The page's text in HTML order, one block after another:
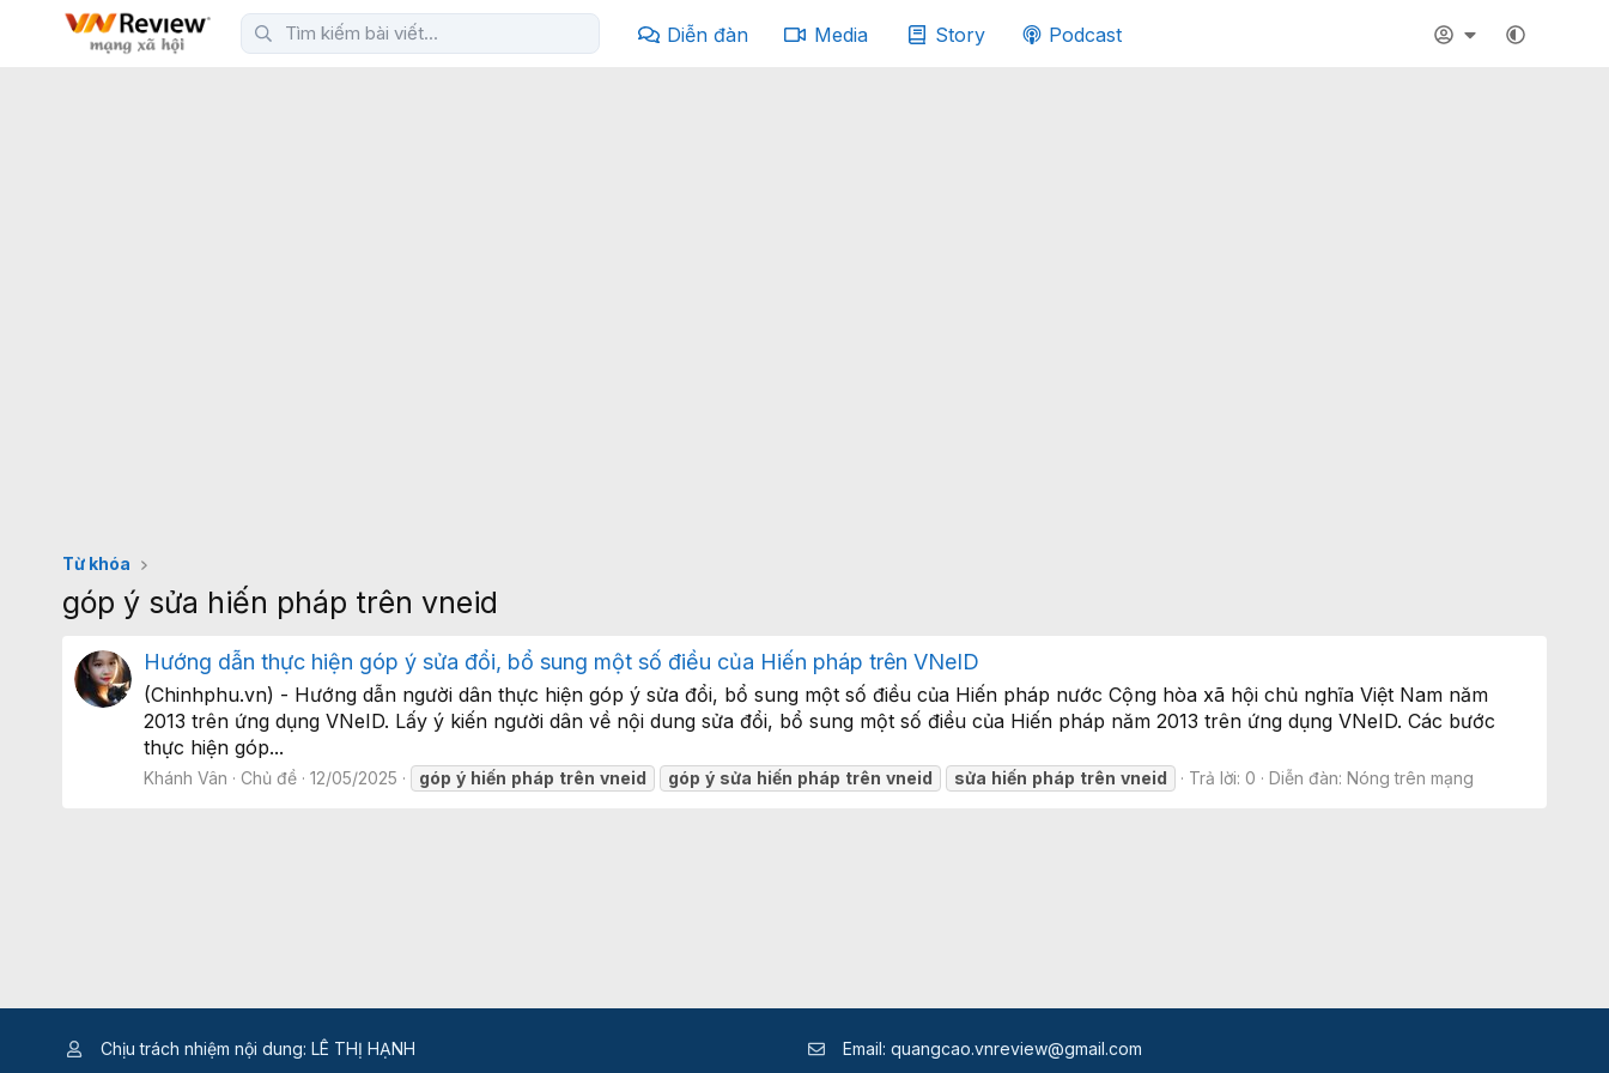
Diễn đàn Media Story Podcast
Từ khóa
góp ý sửa hiến pháp trên vneid
Hướng dẫn thực hiện góp ý sửa đổi, bổ sung một số điều của Hiến pháp trên VNeID
(Chinhphu.vn) - Hướng dẫn người dân thực hiện góp ý sửa đổi, bổ sung một số điều của Hiến pháp nước Cộng hòa xã hội chủ nghĩa Việt Nam năm
2013 trên ứng dụng VNeID. Lấy ý kiến người dân về nội dung sửa đổi, bổ sung một số điều của Hiến pháp năm 2013 trên ứng dụng VNeID. Các bước
thực hiện góp...
Khánh Vân Chủ đề 12/05/2025 góp ý hiến pháp trên vneid góp ý sửa hiến pháp trên vneid sửa hiến pháp trên vneid Trả lời: 0 Diễn đàn: Nóng trên mạng
Chịu trách nhiệm nội dung: LÊ THỊ HẠNH Email: quangcao.vnreview@gmail.com